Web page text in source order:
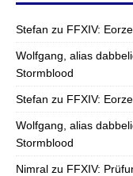
Stefan zu FFXIV:
Wolfgang, alias
Stormblood
Stefan zu FFXIV:
Wolfgang, alias
Stormblood
Nimral zu FFXIV: